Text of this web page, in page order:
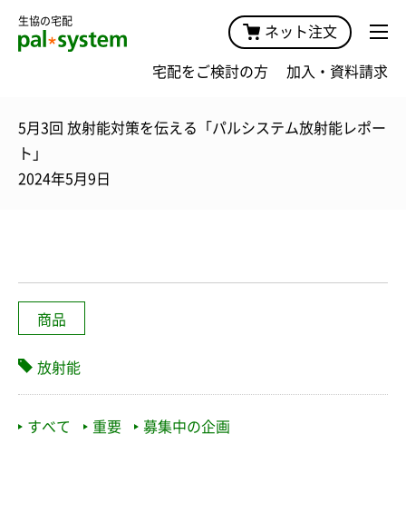
生協の宅配
ネット注文
宅配をご検討の方 加入・資料請求
5月3回 放射能対策を伝える「パルシステム放射能レポー
ト」
2024年5月9日
商品
放射能
すべて 重要 募集中の企画